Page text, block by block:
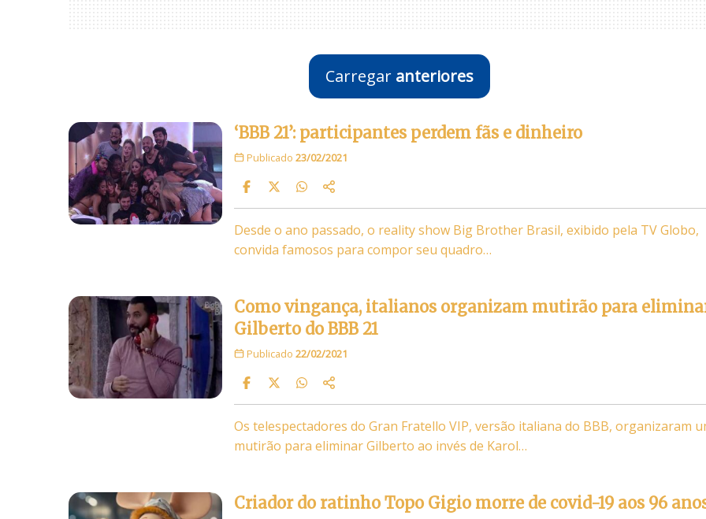
Carregar anteriores
‘BBB 21’: participantes perdem fãs e dinheiro
Publicado 23/02/2021
Desde o ano passado, o reality show Big Brother Brasil, exibido pela TV Globo,
convida famosos para compor seu quadro…
Como vingança, italianos organizam mutirão para
Gilberto do BBB 21
Publicado 22/02/2021
Os telespectadores do Gran Fratello VIP, versão italiana do BBB, organizaram
mutirão para eliminar Gilberto ao invés de Karol…
Criador do ratinho Topo Gigio morre de covid-19 aos 96